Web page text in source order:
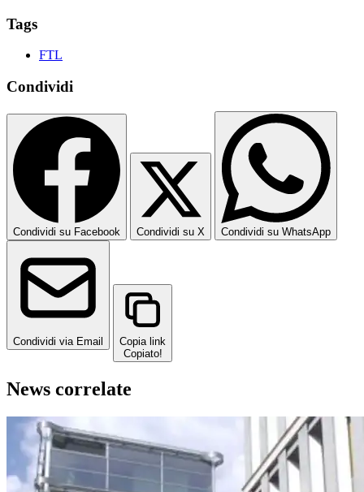
Tags
FTL
Condividi
Condividi su Facebook Condividi su X Condividi su WhatsApp
Condividi via Email
Copia link
Copiato!
News correlate